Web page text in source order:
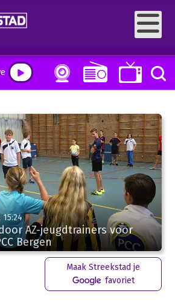
AZ-jeugdtrainers voor
Bergen
Maak Streekstad je
favoriet